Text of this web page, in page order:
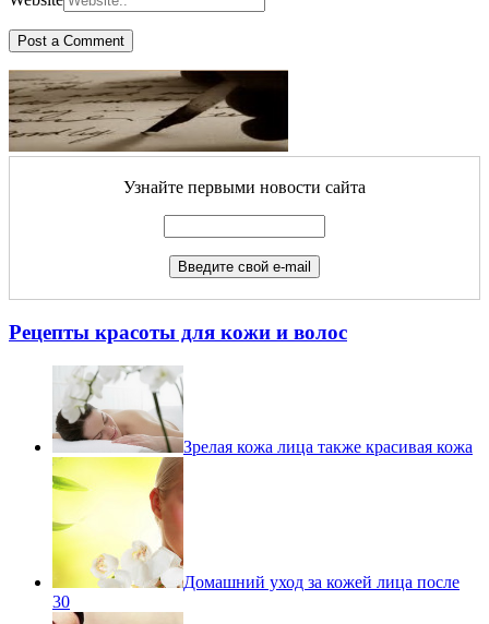
Узнайте первыми новости сайта
Рецепты красоты для кожи и волос
Зрелая кожа лица также красивая кожа
Домашний уход за кожей лица после
30